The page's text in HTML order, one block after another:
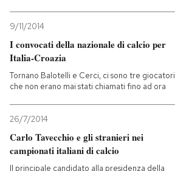
9/11/2014
I convocati della nazionale di calcio per
Italia-Croazia
Tornano Balotelli e Cerci, ci sono tre giocatori
che non erano mai stati chiamati fino ad ora
26/7/2014
Carlo Tavecchio e gli stranieri nei
campionati italiani di calcio
Il principale candidato alla presidenza della